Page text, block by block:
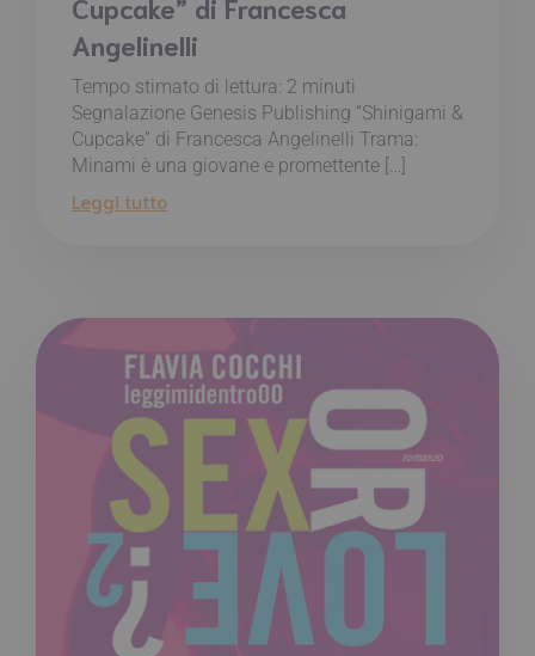
Angelinelli
Tempo stimato di lettura: 2 minuti
Segnalazione Genesis Publishing “Shinigami &
Cupcake” di Francesca Angelinelli Trama:
Minami è una giovane e promettente […]
Leggi tutto